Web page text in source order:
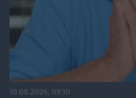
10.08.2026, 09:10